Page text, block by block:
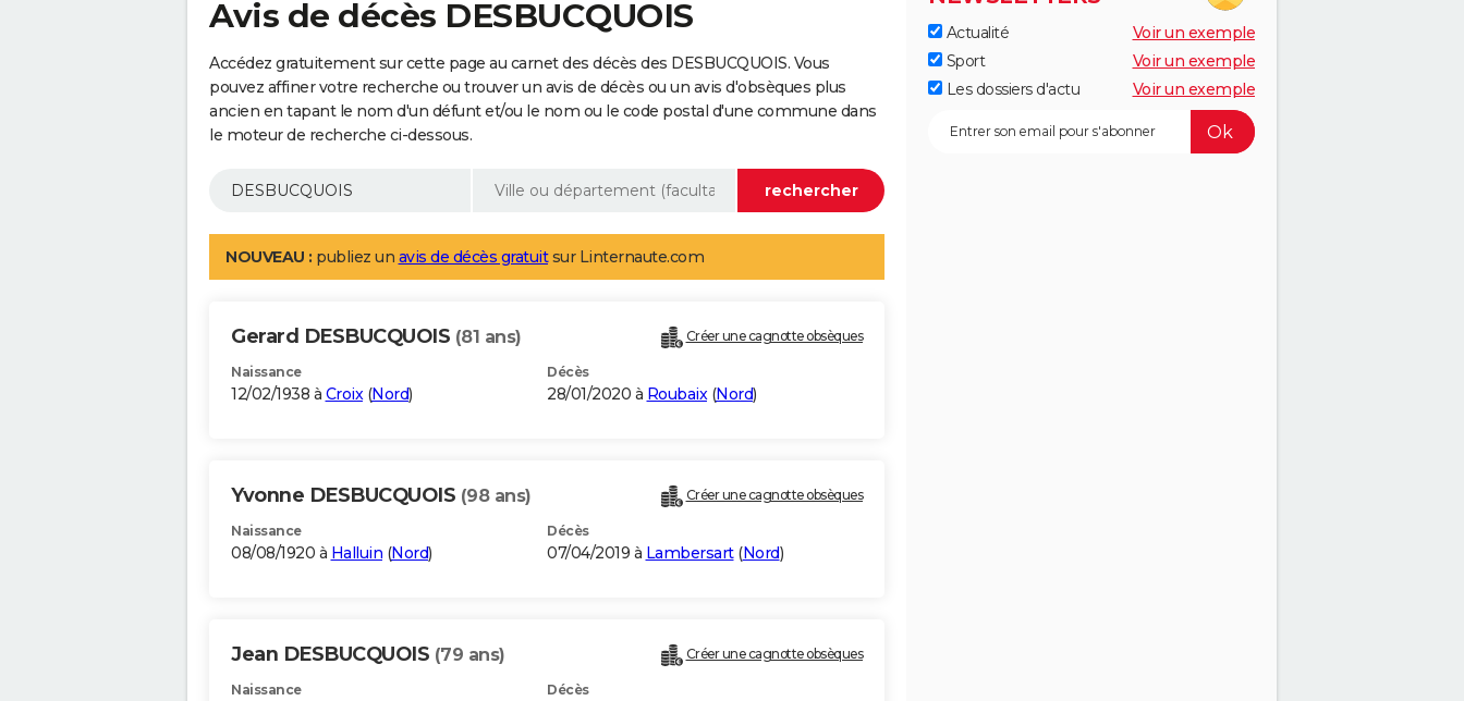
Avis de décès DESBUCQUOIS
Accédez gratuitement sur cette page au carnet des décès des DESBUCQUOIS. Vous
pouvez affiner votre recherche ou trouver un avis de décès ou un avis d'obsèques plus
ancien en tapant le nom d'un défunt et/ou le nom ou le code postal d'une commune dans
le moteur de recherche ci-dessous.
NOUVEAU : publiez un avis de décès gratuitsur Linternaute.com
Gerard DESBUCQUOIS (81 ans) Créer une cagnotte obsèques
Naissance
12/02/1938 à Croix(Nord)
Décès
28/01/2020 à Roubaix(Nord)
Yvonne DESBUCQUOIS (98 ans) Créer une cagnotte obsèques
Naissance
08/08/1920 à Halluin (Nord)
Décès
07/04/2019 à Lambersart(Nord)
Jean DESBUCQUOIS (79 ans) Créer une cagnotte obsèques
Naissance Décès
Actualité
Voir un exemple
Sport
Voir un exemple
Les dossiers d'actu
Voir un exemple